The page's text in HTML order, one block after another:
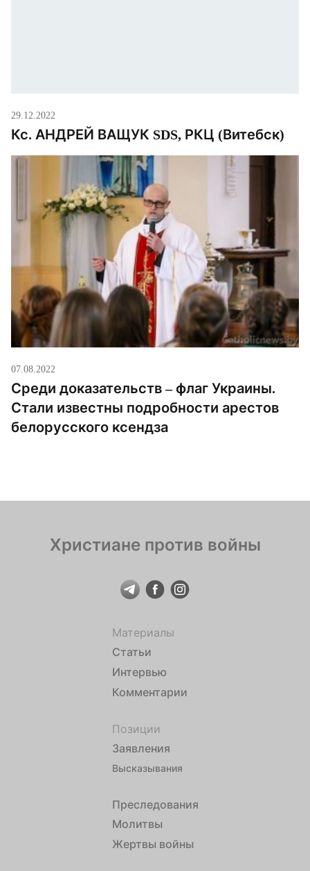
29.12.2022
Кс. АНДРЕЙ ВАЩУК SDS, РКЦ (Витебск)
07.08.2022
Среди доказательств – флаг Украины.
Стали известны подробности арестов
белорусского ксендза
Христиане против войны
Материалы
Статьи
Интервью
Комментарии
Позиции
Заявления
Высказывания
Преследования
Молитвы
Жертвы войны